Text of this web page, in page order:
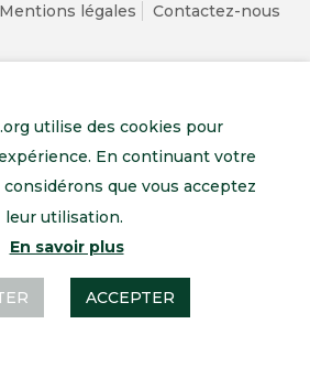
Mentions légales Contactez-nous
utilise des cookies pour
En continuant votre
que vous acceptez
leur utilisation.
En savoir plus
ACCEPTER